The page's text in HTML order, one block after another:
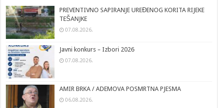
PREVENTIVNO SAPIRANJE UREĐENOG KORITA RIJEKE
TEŠANJKE
07.08.2026.
Javni konkurs – Izbori 2026
07.08.2026.
AMIR BRKA / ADEMOVA POSMRTNA PJESMA
06.08.2026.